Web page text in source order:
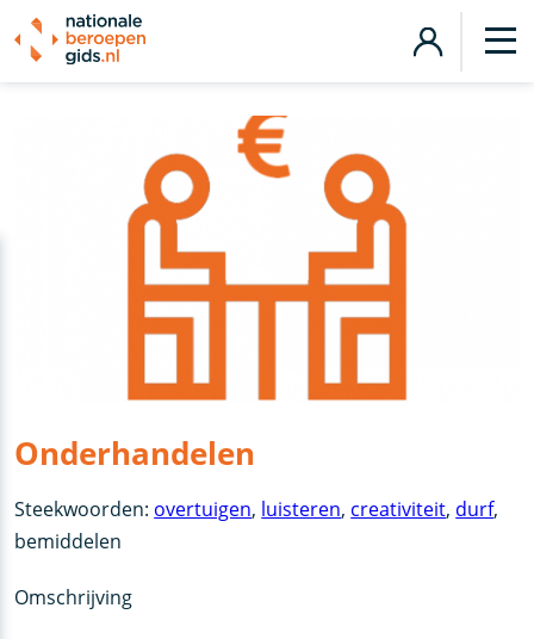
Onderhandelen
Steekwoorden: overtuigen, luisteren, creativiteit, durf,
bemiddelen
Omschrijving